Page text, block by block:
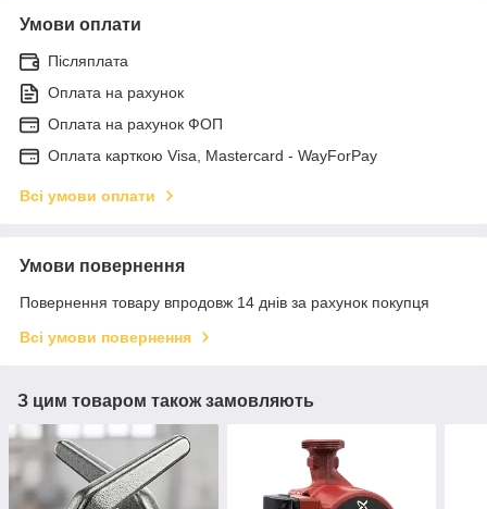
Умови оплати
Післяплата
Оплата на рахунок
Оплата на рахунок ФОП
Оплата карткою Visa, Mastercard - WayForPay
Всі умови оплати
Умови повернення
Повернення товару впродовж 14 днів за рахунок покупця
Всі умови повернення
З цим товаром також замовляють